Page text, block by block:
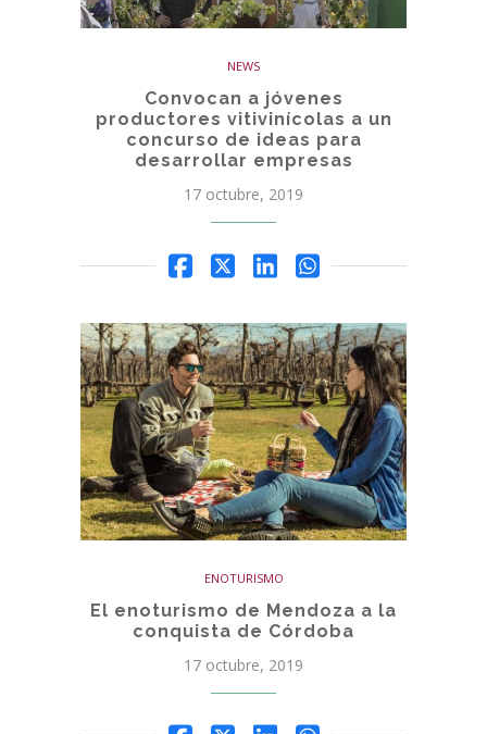
NEWS
Convocan a jóvenes
productores vitivinícolas a un
concurso de ideas para
desarrollar empresas
17 octubre, 2019
ENOTURISMO
El enoturismo de Mendoza a la
conquista de Córdoba
17 octubre, 2019